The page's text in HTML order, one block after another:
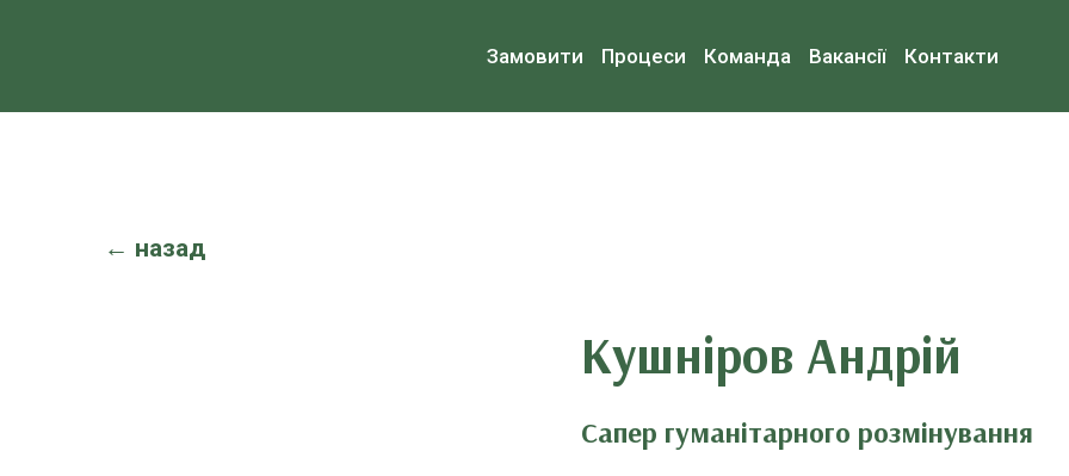
Замовити Процеси Команда Вакансії Контакти
← назад
Кушніров Андрій
Сапер гуманітарного розмінування